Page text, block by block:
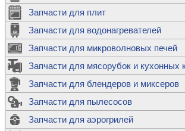
Запчасти для плит
Запчасти для водонагревателей
Запчасти для микроволновых печей
Запчасти для мясорубок и кухонных
Запчасти для блендеров и миксеров
Запчасти для пылесосов
Запчасти для аэрогрилей